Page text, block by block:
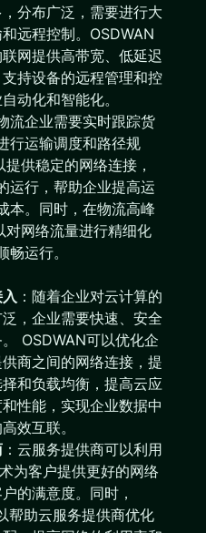
分布广泛，需要进行大
远程控制。OSDWAN
网提供高带宽、低延迟
持设备的远程管理和控
动化和智能化。
流企业需要实时跟踪货
行运输调度和路径规
供稳定的网络连接，
运行，帮助企业提高运
本。同时，在物流高峰
对网络流量进行精细化
运行。
：随着企业对云计算的
，企业需要快速、安全
OSDWAN可以优化企
商之间的网络连接，提
和负载均衡，提高云应
性能，实现企业数据中
效互联。
：云服务提供商可以利用
为客户提供更好的网络
的满意度。同时，
帮助云服务提供商优化